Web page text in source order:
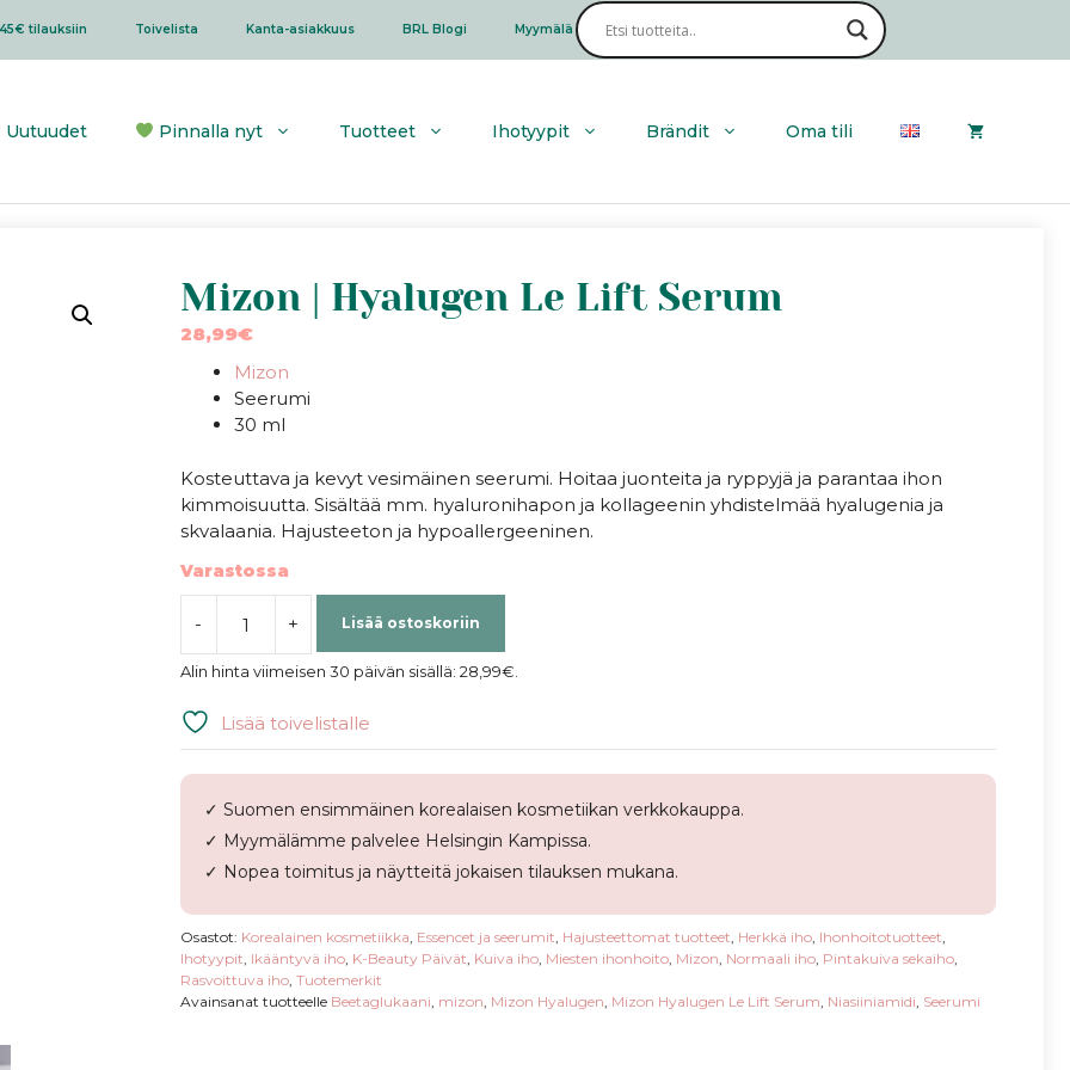
tilauksiin Toivelista Kanta-asiakkuus BRL Blogi Myymälä Haku
Uutuudet Pinnalla nyt Tuotteet Ihotyypit Brändit Oma tili
Mizon | Hyalugen Le Lift Serum
28,99€
Mizon
Seerumi
30 ml
Kosteuttava ja kevyt vesimäinen seerumi. Hoitaa juonteita ja ryppyjä ja parantaa ihon
kimmoisuutta. Sisältää mm. hyaluronihapon ja kollageenin yhdistelmää hyalugenia ja
skvalaania. Hajusteeton ja hypoallergeeninen.
Varastossa
-
|
Le
Lift
+ Lisää ostoskoriin
Alin hinta viimeisen 30 päivän sisällä: 28,99€
Lisää toivelistalle
✓ Suomen ensimmäinen korealaisen kosmetiikan verkkokauppa.
✓ Myymälämme palvelee Helsingin Kampissa.
✓ Nopea toimitus ja näytteitä jokaisen tilauksen mukana.
Osastot: Korealainen kosmetiikka Essencet ja seerumit Hajusteettomat tuotteet Herkkä iho, Ihonhoitotuotteet
Ihotyypit Ikääntyvä iho, K-Beauty Päivät Kuiva iho, Miesten ihonhoito, Mizon Normaali iho, Pintakuiva sekaiho,
Rasvoittuva iho, Tuotemerkit
Avainsanat tuotteelle Beetaglukaani mizon Mizon Hyalugen Mizon Hyalugen Le Lift Serum Niasiiniamidi Seerumi
Hyalugen
Lift